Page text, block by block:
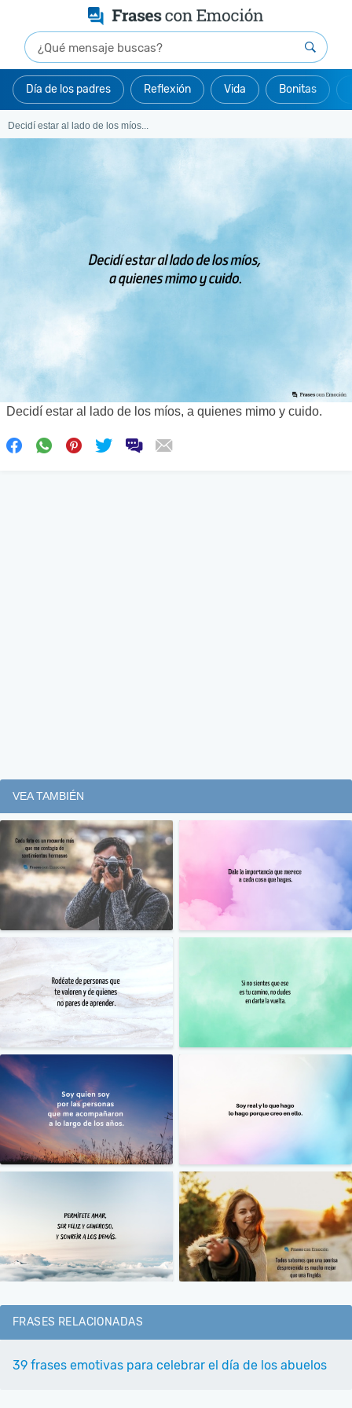
Día de los padres Reflexión Vida Bonitas
Decidí estar al lado de los míos...
Decidí estar al lado de los míos, a quienes mimo y cuido.
VEA TAMBIÉN
FRASES RELACIONADAS
39 frases emotivas para celebrar el día de los abuelos